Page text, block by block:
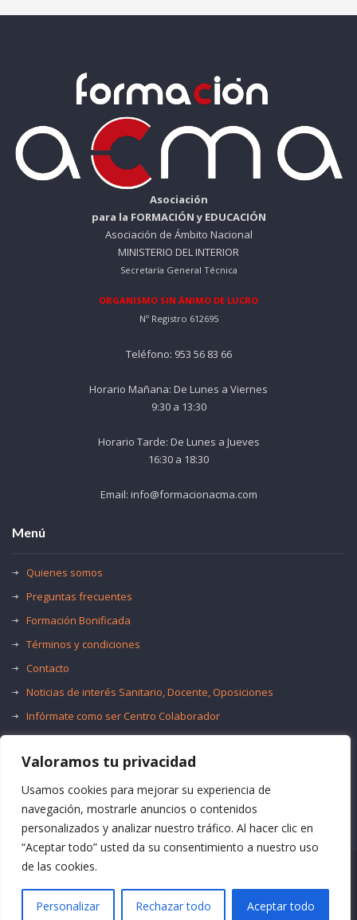
Valoramos tu privacidad
Usamos cookies para mejorar su experiencia de
navegación, mostrarle anuncios o contenidos
personalizados y analizar nuestro tráfico. Al hacer clic en
“Aceptar todo” usted da su consentimiento a nuestro uso
de las cookies.
Personalizar Rechazar todo Aceptar todo
Asociación
para la FORMACIÓN y EDUCACIÓN
Asociación de Ámbito Nacional
MINISTERIO DEL INTERIOR
Secretaría General Técnica
ORGANISMO SIN ÁNIMO DE LUCRO
Nº Registro 612695
Teléfono: 953 56 83 66
Horario Mañana: De Lunes a Viernes
9:30 a 13:30
Horario Tarde: De Lunes a Jueves
16:30 a 18:30
Email: info@formacionacma.com
Menú
Quienes somos
Preguntas frecuentes
Formación Bonificada
Términos y condiciones
Contacto
Noticias de interés Sanitario, Docente, Oposiciones
Infórmate como ser Centro Colaborador
Trabaja con nosotros
Oferta de Empleo Público
Bolsas de Empleo